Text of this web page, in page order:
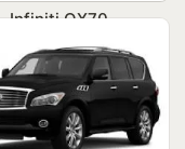
Infiniti QX70